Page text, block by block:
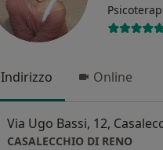
Indirizzo Online
Via Ugo Bassi, 12,
CASALECCHIO DI RENO